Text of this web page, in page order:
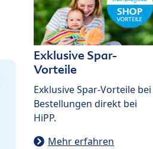
Exklusive Spar-
Vorteile
Exklusive Spar-Vorteile bei
Bestellungen direkt bei
HiPP.
Mehr erfahren